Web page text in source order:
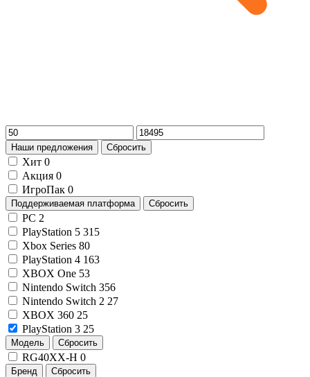
Наши предложения Сбросить
Хит 0
Акция 0
ИгроПак 0
Поддерживаемая платформа Сбросить
PC 2
PlayStation 5 315
Xbox Series 80
PlayStation 4 163
XBOX One 53
Nintendo Switch 356
Nintendo Switch 2 27
XBOX 360 25
PlayStation 3 25
Модель Сбросить
RG40XX-H 0
Бренд Сбросить